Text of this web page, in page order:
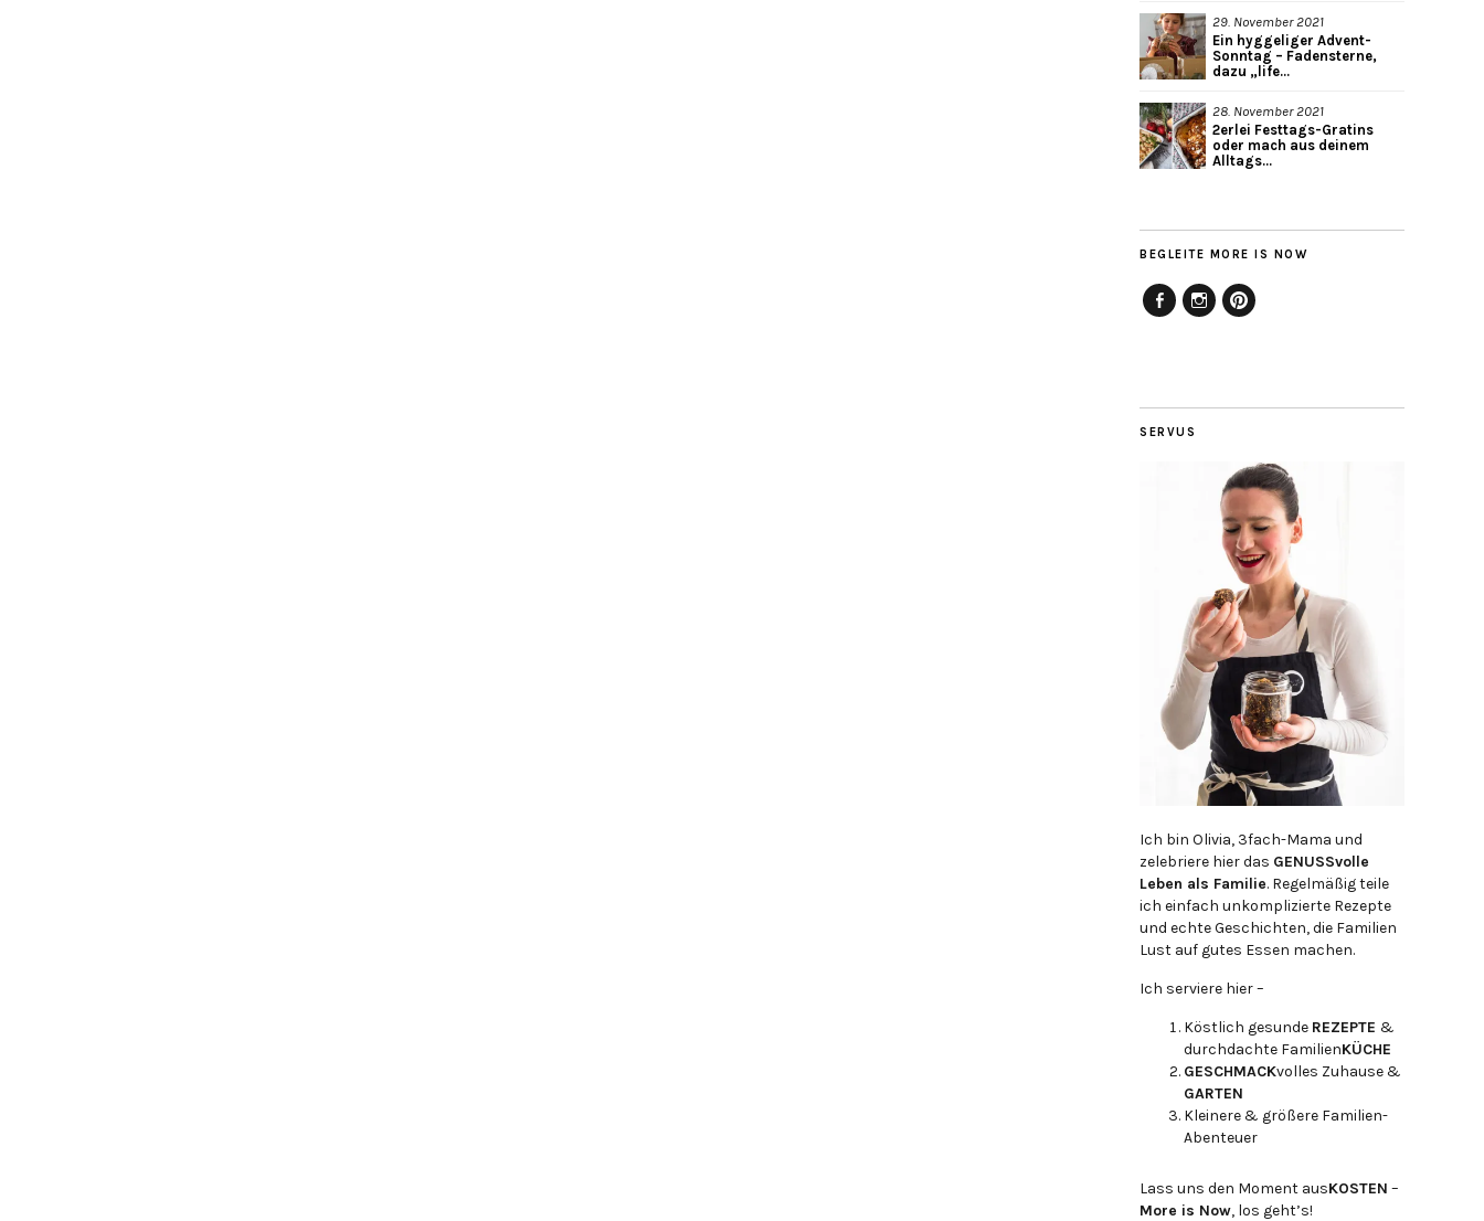
29. November 2021
Ein hyggeliger Advent-
Sonntag – Fadensterne,
dazu „life...
28. November 2021
2erlei Festtags-Gratins
oder mach aus deinem
Alltags...
BEGLEITE MORE IS NOW
SERVUS
Ich bin Olivia, 3fach-Mama und
zelebriere hier das GENUSSvolle
Leben als Familie. Regelmäßig teile
ich einfach unkomplizierte Rezepte
und echte Geschichten, die Familien
Lust auf gutes Essen machen.
Ich serviere hier –
Köstlich gesunde REZEPTE &
durchdachte FamilienKÜCHE
GESCHMACKvolles Zuhause &
GARTEN
Kleinere & größere Familien-
Abenteuer
Lass uns den Moment ausKOSTEN –
More is Now, los geht’s!